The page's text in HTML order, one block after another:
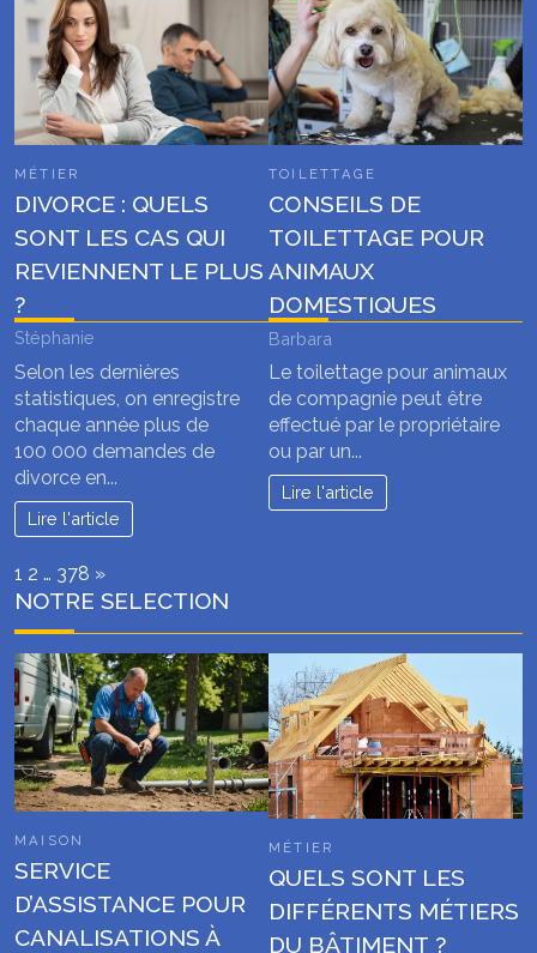
MÉTIER
DIVORCE : QUELS
SONT LES CAS QUI
REVIENNENT LE PLUS
?
Stéphanie
Selon les dernières
statistiques, on enregistre
chaque année plus de
100 000 demandes de
divorce en...
Lire l'article
TOILETTAGE
CONSEILS DE
TOILETTAGE POUR
ANIMAUX
DOMESTIQUES
Barbara
Le toilettage pour animaux
de compagnie peut être
effectué par le propriétaire
ou par un...
Lire l'article
Page:
1 2 … 378 Next
»
NOTRE SELECTION
MAISON
SERVICE
D’ASSISTANCE POUR
CANALISATIONS À
MÉTIER
QUELS SONT LES
DIFFÉRENTS MÉTIERS
DU BÂTIMENT ?